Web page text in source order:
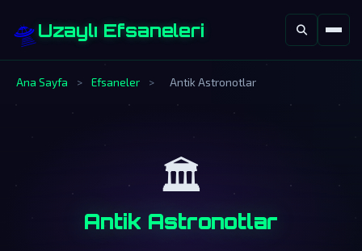
🛸Uzaylı Efsaneleri
Ana Sayfa > Efsaneler > Antik Astronotlar
🏛️
Antik Astronotlar